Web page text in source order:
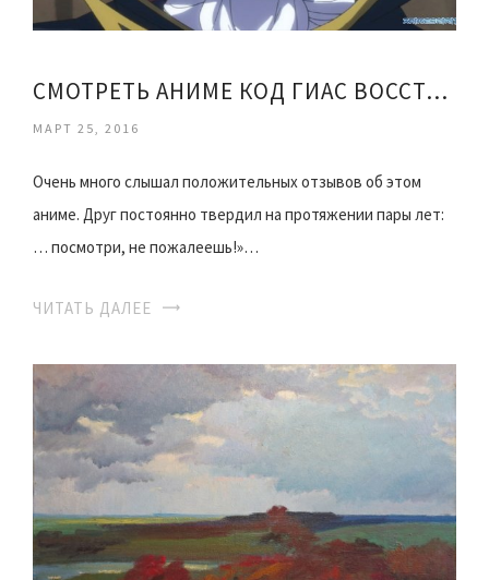
СМОТРЕТЬ АНИМЕ КОД ГИАС ВОССТАВШИЙ ЛЕЛУШ
МАРТ 25, 2016
Очень много слышал положительных отзывов об этом
аниме. Друг постоянно твердил на протяжении пары лет:
… посмотри, не пожалеешь!»…
ЧИТАТЬ ДАЛЕЕ